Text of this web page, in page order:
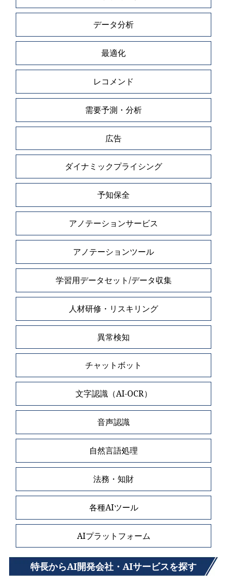
データ分析
最適化
レコメンド
需要予測・分析
広告
ダイナミックプライシング
予知保全
アノテーションサービス
アノテーションツール
学習用データセット/データ収集
人材研修・リスキリング
異常検知
チャットボット
文字認識（AI-OCR）
音声認識
自然言語処理
法務・知財
各種AIツール
AIプラットフォーム
特長からAI開発会社・AIサービスを探す